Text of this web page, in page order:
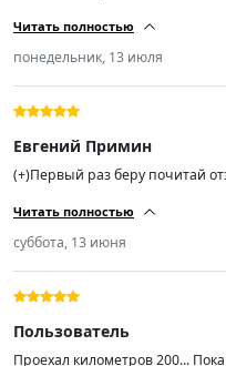
нормальное.
Читать полностью
понедельник, 13 июля
Евгений Примин
(+)Первый раз беру почитай
остальном всё хорошо,
могу найти.
Читать полностью
суббота, 13 июня
Пользователь
Проехал километров 200...